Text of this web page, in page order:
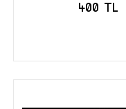
400 TL
SEPETE